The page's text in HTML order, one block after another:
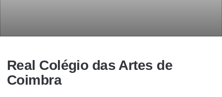
Real Colégio das Artes de
Coimbra